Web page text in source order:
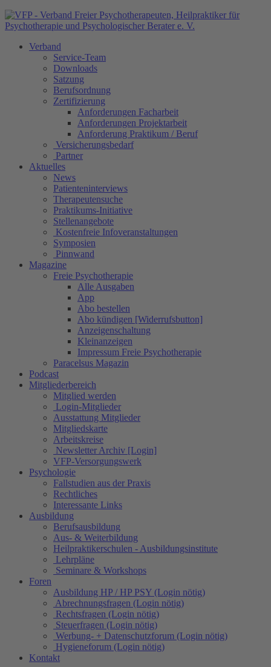
Verband
Service-Team
Downloads
Satzung
Berufsordnung
Zertifizierung
Anforderungen Facharbeit
Anforderungen Projektarbeit
Anforderung Praktikum / Beruf
Versicherungsbedarf
Partner
Aktuelles
News
Patienteninterviews
Therapeutensuche
Praktikums-Initiative
Stellenangebote
Kostenfreie Infoveranstaltungen
Symposien
Pinnwand
Magazine
Freie Psychotherapie
Alle Ausgaben
App
Abo bestellen
Abo kündigen [Widerrufsbutton]
Anzeigenschaltung
Kleinanzeigen
Impressum Freie Psychotherapie
Paracelsus Magazin
Podcast
Mitgliederbereich
Mitglied werden
Login-Mitglieder
Ausstattung Mitglieder
Mitgliedskarte
Arbeitskreise
Newsletter Archiv [Login]
VFP-Versorgungswerk
Psychologie
Fallstudien aus der Praxis
Rechtliches
Interessante Links
Ausbildung
Berufsausbildung
Aus- & Weiterbildung
Heilpraktikerschulen - Ausbildungsinstitute
Lehrpläne
Seminare & Workshops
Foren
Ausbildung HP / HP PSY (Login nötig)
Abrechnungsfragen (Login nötig)
Rechtsfragen (Login nötig)
Steuerfragen (Login nötig)
Werbung- + Datenschutzforum (Login nötig)
Hygieneforum (Login nötig)
Kontakt